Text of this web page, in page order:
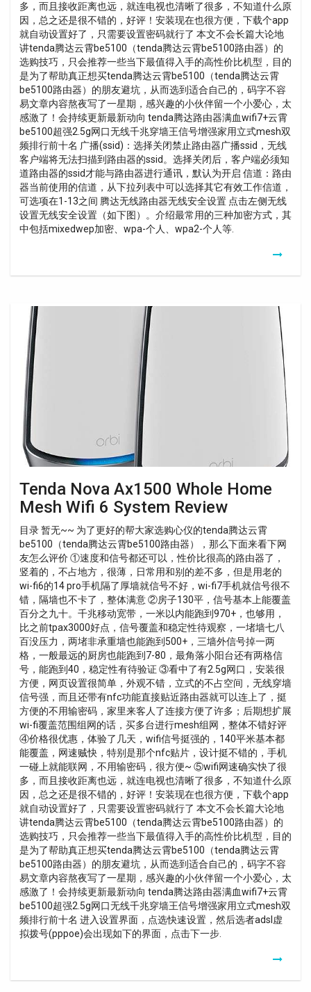
多，而且接收距离也远，就连电视也清晰了很多，不知道什么原
因，总之还是很不错的，好评！安装现在也很方便，下载个app
就自动设置好了，只需要设置密码就行了 本文不会长篇大论地
讲tenda腾达云霄be5100（tenda腾达云霄be5100路由器）的
选购技巧，只会推荐一些当下最值得入手的高性价比机型，目的
是为了帮助真正想买tenda腾达云霄be5100（tenda腾达云霄
be5100路由器）的朋友避坑，从而选到适合自己的，码字不容
易文章内容熬夜写了一星期，感兴趣的小伙伴留一个小爱心，太
感激了！会持续更新最新动向 tenda腾达路由器满血wifi7+云霄
be5100超强2.5g网口无线千兆穿墙王信号增强家用立式mesh双
频排行前十名 广播(ssid)：选择关闭禁止路由器广播ssid，无线
客户端将无法扫描到路由器的ssid。选择关闭后，客户端必须知
道路由器的ssid才能与路由器进行通讯，默认为开启 信道：路由
器当前使用的信道，从下拉列表中可以选择其它有效工作信道，
可选项在1-13之间 腾达无线路由器无线安全设置 点击左侧无线
设置无线安全设置（如下图）。介绍最常用的三种加密方式，其
中包括mixedwep加密、wpa-个人、wpa2-个人等.
Tenda Nova Ax1500 Whole Home
Mesh Wifi 6 System Review
目录 暂无~~ 为了更好的帮大家选购心仪的tenda腾达云霄
be5100（tenda腾达云霄be5100路由器），那么下面来看下网
友怎么评价 ①速度和信号都还可以，性价比很高的路由器了，
竖着的，不占地方，很薄，日常用和别的差不多，但是用老的
wi-fi6的14 pro手机隔了厚墙就信号不好，wi-fi7手机就信号很不
错，隔墙也不卡了，整体满意 ②房子130平，信号基本上能覆盖
百分之九十。千兆移动宽带，一米以内能跑到970+，也够用，
比之前tpax3000好点，信号覆盖和稳定性待观察，一堵墙七八
百没压力，两堵非承重墙也能跑到500+，三墙外信号掉一两
格，一般最远的厨房也能跑到7-80，最角落小阳台还有两格信
号，能跑到40，稳定性有待验证 ③看中了有2.5g网口，安装很
方便，网页设置很简单，外观不错，立式的不占空间，无线穿墙
信号强，而且还带有nfc功能直接贴近路由器就可以连上了，挺
方便的不用输密码，家里来客人了连接方便了许多；后期想扩展
wi-fi覆盖范围组网的话，买多台进行mesh组网，整体不错好评
④价格很优惠，体验了几天，wifi信号挺强的，140平米基本都
能覆盖，网速贼快，特别是那个nfc贴片，设计挺不错的，手机
一碰上就能联网，不用输密码，很方便~ ⑤wifi网速确实快了很
多，而且接收距离也远，就连电视也清晰了很多，不知道什么原
因，总之还是很不错的，好评！安装现在也很方便，下载个app
就自动设置好了，只需要设置密码就行了 本文不会长篇大论地
讲tenda腾达云霄be5100（tenda腾达云霄be5100路由器）的
选购技巧，只会推荐一些当下最值得入手的高性价比机型，目的
是为了帮助真正想买tenda腾达云霄be5100（tenda腾达云霄
be5100路由器）的朋友避坑，从而选到适合自己的，码字不容
易文章内容熬夜写了一星期，感兴趣的小伙伴留一个小爱心，太
感激了！会持续更新最新动向 tenda腾达路由器满血wifi7+云霄
be5100超强2.5g网口无线千兆穿墙王信号增强家用立式mesh双
频排行前十名 进入设置界面，点选快速设置，然后选者adsl虚
拟拨号(pppoe)会出现如下的界面，点击下一步.
Tenda
Nova
Ax1500
Whole
Home
Mesh
Wifi
System
Review